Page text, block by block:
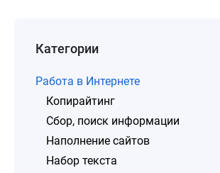
Категории
Работа в Интернете
Копирайтинг
Сбор, поиск информации
Наполнение сайтов
Набор текста